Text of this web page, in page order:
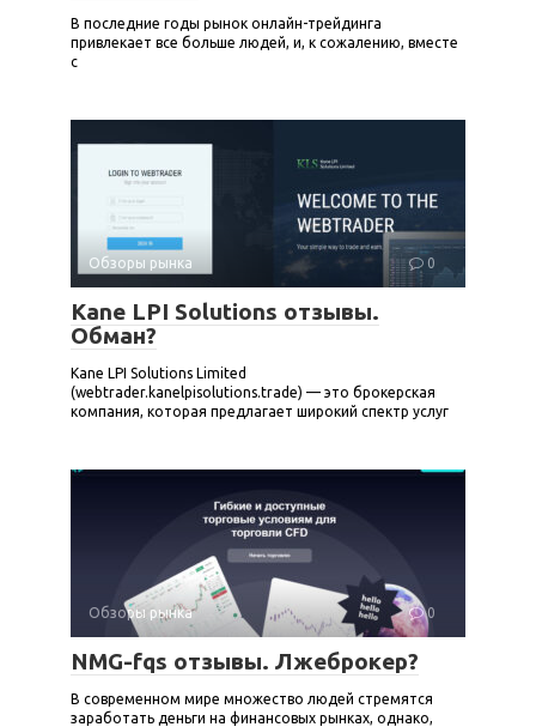
В последние годы рынок онлайн-трейдинга
привлекает все больше людей, и, к сожалению, вместе
с
Обзоры рынка 0
Kane LPI Solutions отзывы.
Обман?
Kane LPI Solutions Limited
(webtrader.kanelpisolutions.trade) — это брокерская
компания, которая предлагает широкий спектр услуг
Обзоры рынка 0
NMG-fqs отзывы. Лжеброкер?
В современном мире множество людей стремятся
заработать деньги на финансовых рынках, однако,